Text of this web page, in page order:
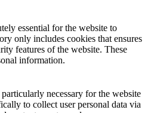
essential for the website to
only includes cookies that ensures
features of the website. These
information.
necessary for the website
to collect user personal data via